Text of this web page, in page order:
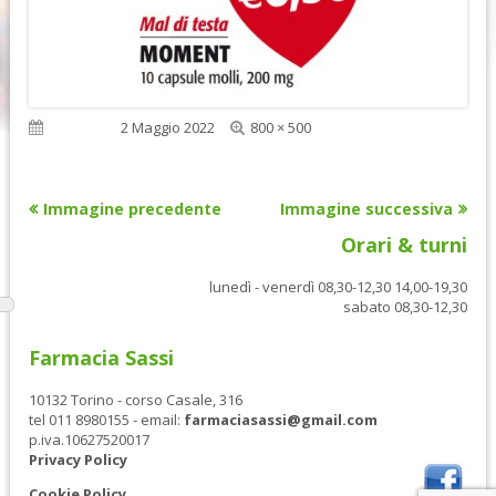
Pubblicato2 Maggio 2022
Dimensione
800 × 500
Immagine precedente Immagine successiva
Orari & turni
lunedì - venerdì 08,30-12,30 14,00-19,30
sabato 08,30-12,30
Farmacia Sassi
10132 Torino - corso Casale, 316
tel 011 8980155 - email: farmaciasassi@gmail.com
p.iva.10627520017
Privacy Policy